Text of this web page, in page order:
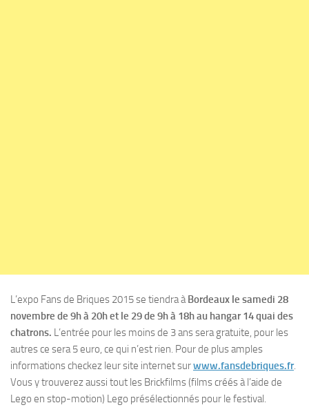
L’expo Fans de Briques 2015 se tiendra àBordeaux le samedi 28
novembre de 9h à 20h et le 29 de 9h à 18h au hangar 14 quai des
chatrons. L’entrée pour les moins de 3 ans sera gratuite, pour les
autres ce sera 5 euro, ce qui n’est rien. Pour de plus amples
informations checkez leur site internet surwww.fansdebriques.fr.
Vous y trouverez aussi tout les Brickfilms (films créés à l’aide de
Lego en stop-motion) Lego présélectionnés pour le festival.